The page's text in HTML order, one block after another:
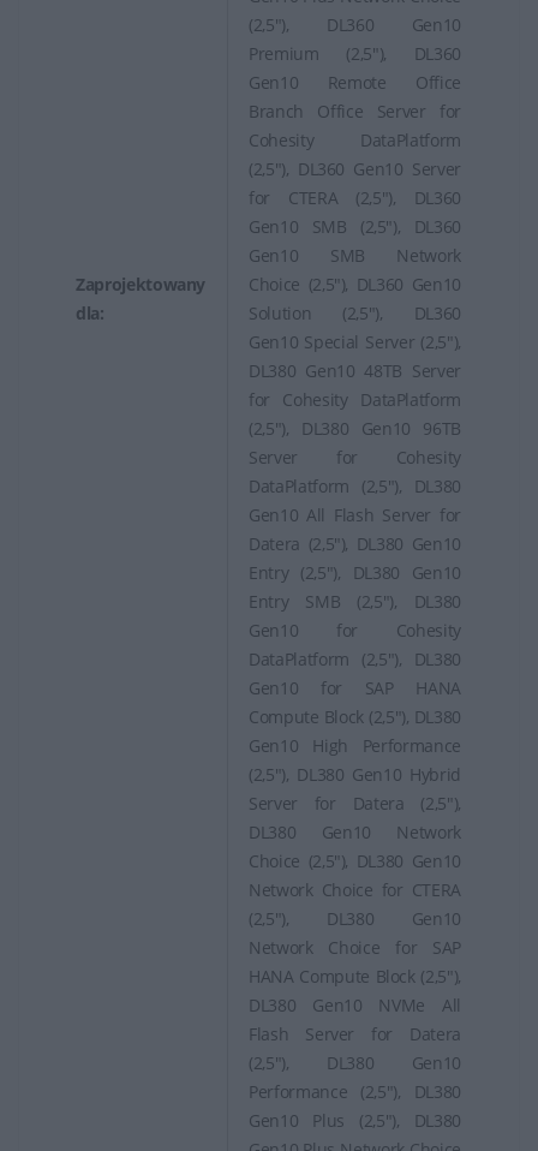
Zaprojektowany
dla:
(2,5"), DL360 Gen10
Premium (2,5"), DL360
Gen10 Remote Office
Branch Office Server for
Cohesity DataPlatform
(2,5"), DL360 Gen10 Server
for CTERA (2,5"), DL360
Gen10 SMB (2,5"), DL360
Gen10 SMB Network
Choice (2,5"), DL360 Gen10
Solution (2,5"), DL360
Gen10 Special Server (2,5"),
DL380 Gen10 48TB Server
for Cohesity DataPlatform
(2,5"), DL380 Gen10 96TB
Server for Cohesity
DataPlatform (2,5"), DL380
Gen10 All Flash Server for
Datera (2,5"), DL380 Gen10
Entry (2,5"), DL380 Gen10
Entry SMB (2,5"), DL380
Gen10 for Cohesity
DataPlatform (2,5"), DL380
Gen10 for SAP HANA
Compute Block (2,5"), DL380
Gen10 High Performance
(2,5"), DL380 Gen10 Hybrid
Server for Datera (2,5"),
DL380 Gen10 Network
Choice (2,5"), DL380 Gen10
Network Choice for CTERA
(2,5"), DL380 Gen10
Network Choice for SAP
HANA Compute Block (2,5"),
DL380 Gen10 NVMe All
Flash Server for Datera
(2,5"), DL380 Gen10
Performance (2,5"), DL380
Gen10 Plus (2,5"), DL380